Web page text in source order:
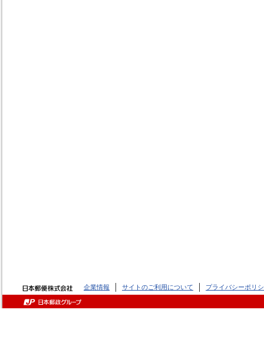
企業情報 サイトのご利用について プライバシーポリ